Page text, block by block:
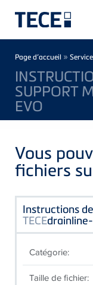
Page d’accueil » Service
SUPPORT
EVO
Vous
fichiers
Instructions
TECE
Catégorie:
Taille de fichier: